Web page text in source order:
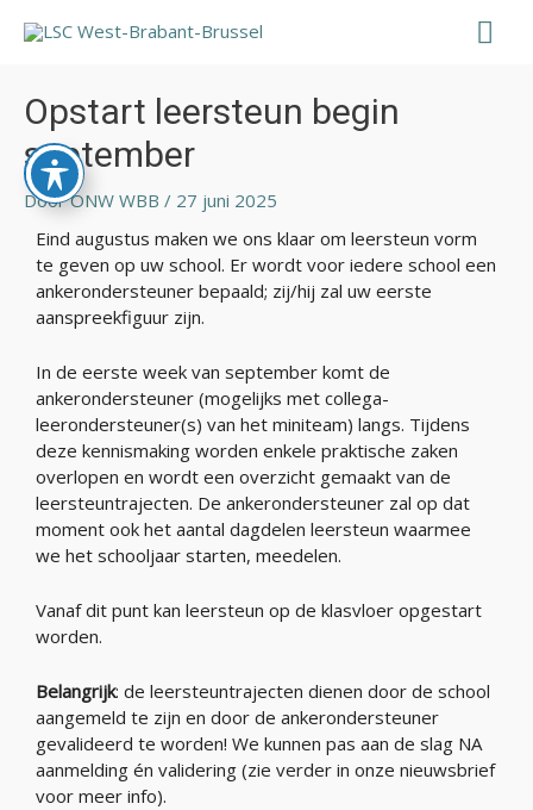
naar
Opstart leersteun begin
september
DoorONW WBB / 27 juni 2025
Eind augustus maken we ons klaar om leersteun vorm
te geven op uw school. Er wordt voor iedere school een
ankerondersteuner bepaald; zij/hij zal uw eerste
aanspreekfiguur zijn.
In de eerste week van september komt de
ankerondersteuner (mogelijks met collega-
leerondersteuner(s) van het miniteam) langs. Tijdens
deze kennismaking worden enkele praktische zaken
overlopen en wordt een overzicht gemaakt van de
leersteuntrajecten. De ankerondersteuner zal op dat
moment ook het aantal dagdelen leersteun waarmee
we het schooljaar starten, meedelen.
Vanaf dit punt kan leersteun op de klasvloer opgestart
worden.
Belangrijk: de leersteuntrajecten dienen door de school
aangemeld te zijn en door de ankerondersteuner
gevalideerd te worden! We kunnen pas aan de slag NA
aanmelding én validering (zie verder in onze nieuwsbrief
voor meer info).
navigatie